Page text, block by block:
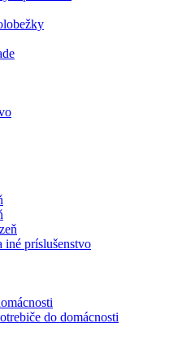
iné príslušenstvo
do domácnosti